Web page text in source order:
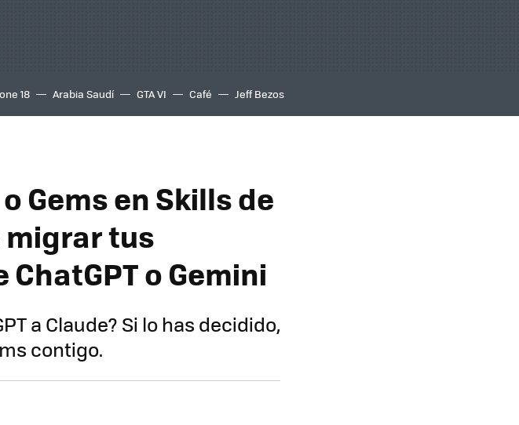
18 Arabia Saudí GTA VI Café Jeff Bezos
Gems en Skills de
migrar tus
o Gemini
a Claude? Si lo has decidido,
contigo.